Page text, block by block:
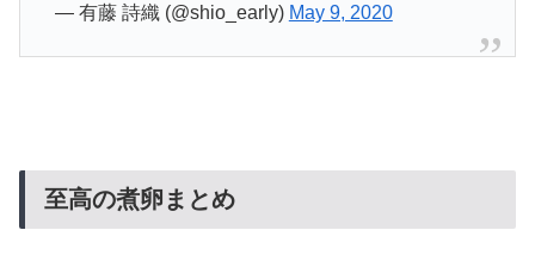
— 有藤 詩織 (@shio_early) May 9, 2020
至高の煮卵まとめ